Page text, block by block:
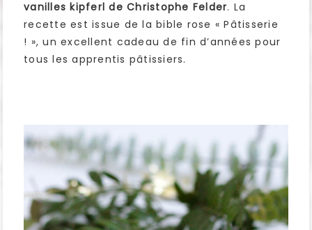
vanilles kipferl de Christophe Felder. La
recette est issue de la bible rose « Pâtisserie
! », un excellent cadeau de fin d’années pour
tous les apprentis pâtissiers.